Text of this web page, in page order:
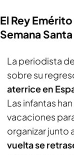
El Rey
Semana Santa
La periodista de
sobre su
aterrice en
Las infantas
vacaciones
organizar junto
vuelta se